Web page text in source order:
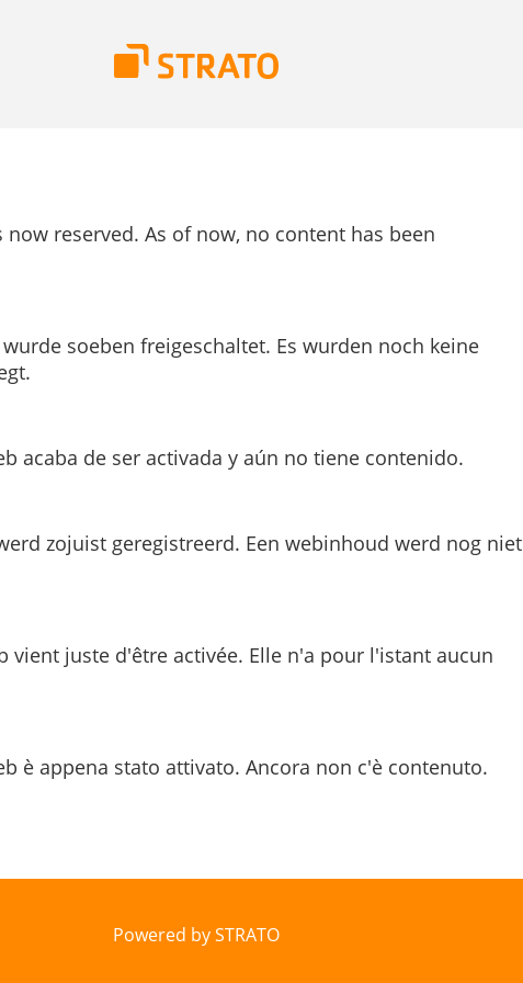
reserved. As of now, no content has been
soeben freigeschaltet. Es wurden noch keine
acaba de ser activada y aún no tiene contenido.
zojuist geregistreerd. Een webinhoud werd nog niet
vient juste d'être activée. Elle n'a pour l'istant aucun
è appena stato attivato. Ancora non c'è contenuto.
Powered by STRATO